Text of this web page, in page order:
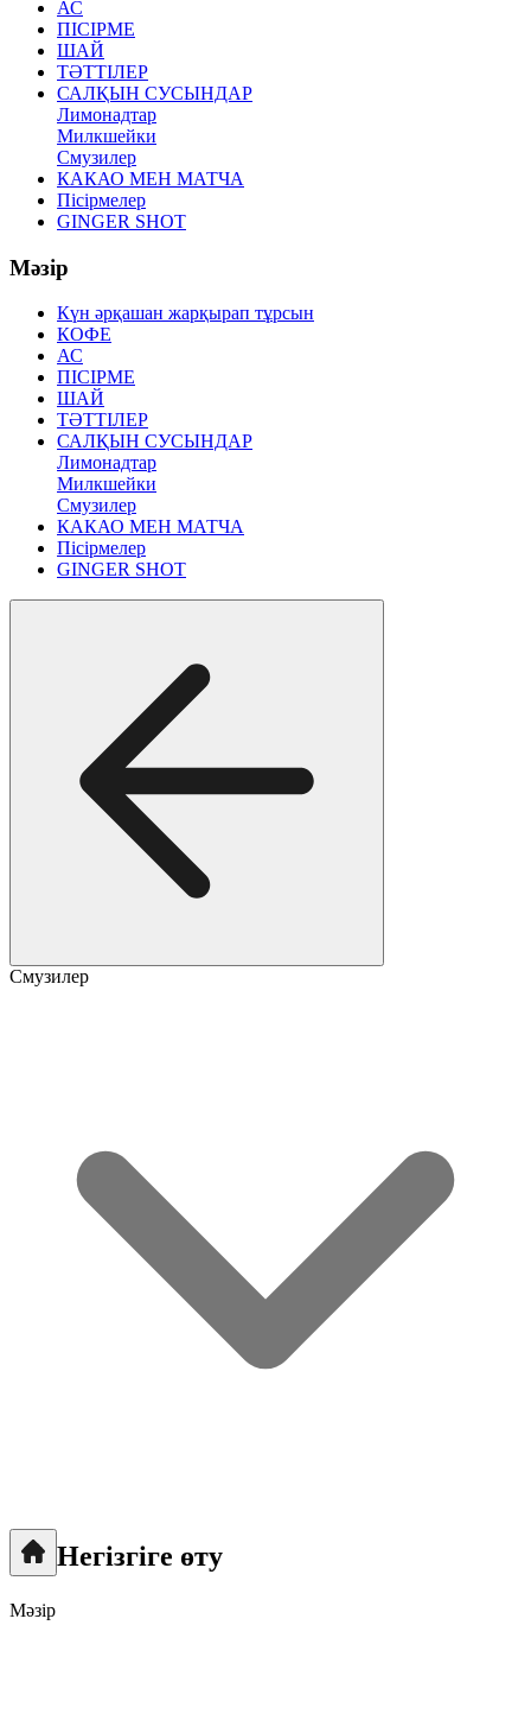
АС
ПІСІРМЕ
ШАЙ
ТӘТТІЛЕР
САЛҚЫН СУСЫНДАР
Лимонадтар
Милкшейки
Смузилер
КАКАО МЕН МАТЧА
Пісірмелер
GINGER SHOT
Мәзір
Күн әрқашан жарқырап тұрсын
КОФЕ
АС
ПІСІРМЕ
ШАЙ
ТӘТТІЛЕР
САЛҚЫН СУСЫНДАР
Лимонадтар
Милкшейки
Смузилер
КАКАО МЕН МАТЧА
Пісірмелер
GINGER SHOT
Смузилер
Негізгіге өту
Мәзір